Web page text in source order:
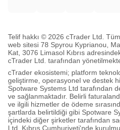
Telif hakkı © 2026 cTrader Ltd. Tüm
web sitesi 78 Spyrou Kyprianou,
Kat, 3076 Limasol Kıbrıs
cTrader Ltd. tarafından
cTrader ekosistemi; platform
geliştirme, operasyonel ve destek
Spotware Systems Ltd tarafından
ve sağlanmaktadır. Belirli
ve ilgili hizmetler de ödeme
şartlarda belirtildiği gibi Spotware
içindeki diğer şirketler tarafından
Ltd, Kıbrıs Cumhuriyeti'nde